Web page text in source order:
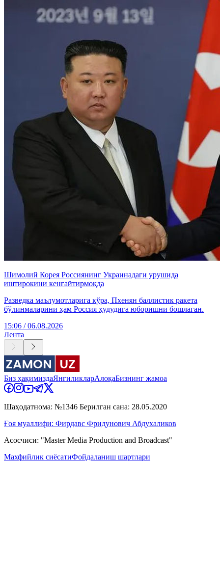
Шимолий Корея Россиянинг Украинадаги урушида
иштирокини кенгайтирмоқда
Разведка маълумотларига кўра, Пхенян баллистик ракета
бўлинмаларини ҳам Россия ҳудудига юборишни бошлаган.
15:06 / 06.08.2026
Лента
Биз ҳақимиздаЯнгиликларАлоқаБизнинг жамоа
Шаҳодатнома: №1346 Берилган сана: 28.05.2020
Ғоя муаллифи: Фирдавс Фридунович Абдухаликов
Асосчиси: "Master Media Production and Broadcast"
Махфийлик сиёсатиФойдаланиш шартлари